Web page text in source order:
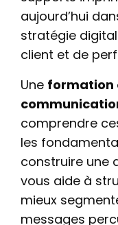
aujourd’hui
stratégie
client et de
Une formation
comprendre
les
construire une
vous aide à
mieux
messages